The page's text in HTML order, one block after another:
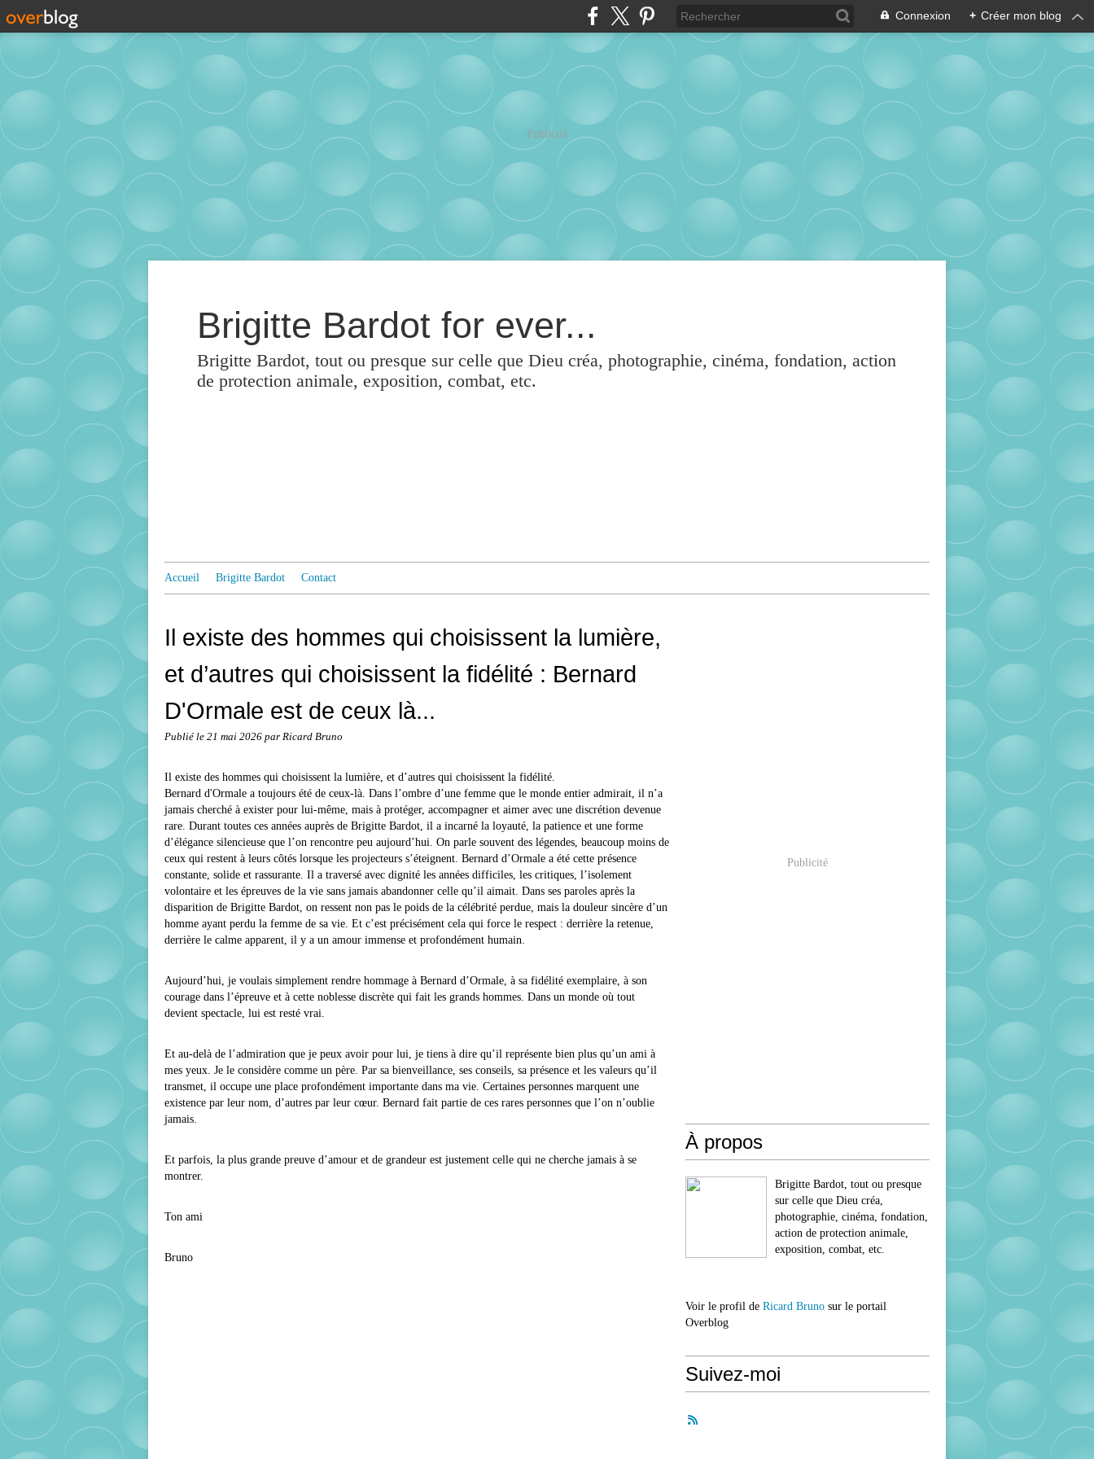
Connexion + Créer mon blog
Publicité
Brigitte Bardot for ever...
Brigitte Bardot, tout ou presque sur celle que Dieu créa, photographie, cinéma, fondation, action
de protection animale, exposition, combat, etc.
Accueil Brigitte Bardot Contact
Il existe des hommes qui choisissent la lumière,
et d’autres qui choisissent la fidélité : Bernard
D'Ormale est de ceux là...
Publié le 21 mai 2026 par Ricard Bruno
Il existe des hommes qui choisissent la lumière, et d’autres qui choisissent la fidélité.
Bernard d'Ormale a toujours été de ceux-là. Dans l’ombre d’une femme que le monde entier admirait, il n’a
jamais cherché à exister pour lui-même, mais à protéger, accompagner et aimer avec une discrétion devenue
rare. Durant toutes ces années auprès de Brigitte Bardot, il a incarné la loyauté, la patience et une forme
d’élégance silencieuse que l’on rencontre peu aujourd’hui. On parle souvent des légendes, beaucoup moins de
ceux qui restent à leurs côtés lorsque les projecteurs s’éteignent. Bernard d’Ormale a été cette présence
constante, solide et rassurante. Il a traversé avec dignité les années difficiles, les critiques, l’isolement
volontaire et les épreuves de la vie sans jamais abandonner celle qu’il aimait. Dans ses paroles après la
disparition de Brigitte Bardot, on ressent non pas le poids de la célébrité perdue, mais la douleur sincère d’un
homme ayant perdu la femme de sa vie. Et c’est précisément cela qui force le respect : derrière la retenue,
derrière le calme apparent, il y a un amour immense et profondément humain.
Aujourd’hui, je voulais simplement rendre hommage à Bernard d’Ormale, à sa fidélité exemplaire, à son
courage dans l’épreuve et à cette noblesse discrète qui fait les grands hommes. Dans un monde où tout
devient spectacle, lui est resté vrai.
Et au-delà de l’admiration que je peux avoir pour lui, je tiens à dire qu’il représente bien plus qu’un ami à
mes yeux. Je le considère comme un père. Par sa bienveillance, ses conseils, sa présence et les valeurs qu’il
transmet, il occupe une place profondément importante dans ma vie. Certaines personnes marquent une
existence par leur nom, d’autres par leur cœur. Bernard fait partie de ces rares personnes que l’on n’oublie
jamais.
Et parfois, la plus grande preuve d’amour et de grandeur est justement celle qui ne cherche jamais à se
montrer.
Ton ami
Bruno
Publicité
À propos
Brigitte Bardot, tout ou presque
sur celle que Dieu créa,
photographie, cinéma, fondation,
action de protection animale,
exposition, combat, etc.
Voir le profil de Ricard Bruno sur le portail
Overblog
Suivez-moi